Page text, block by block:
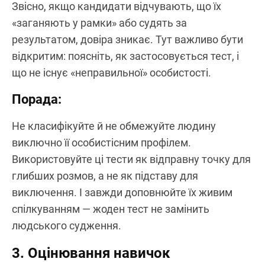
Звісно, якщо кандидати відчувають, що їх
«заганяють у рамки» або судять за
результатом, довіра зникає. Тут важливо бути
відкритим: поясніть, як застосовується тест, і
що не існує «неправильної» особистості.
Порада:
Не класифікуйте й не обмежуйте людину
виключно її особистісним профілем.
Використовуйте ці тести як відправну точку для
глибших розмов, а не як підставу для
виключення. І завжди доповнюйте їх живим
спілкуванням — жоден тест не замінить
людського судження.
3. Оцінювання навичок